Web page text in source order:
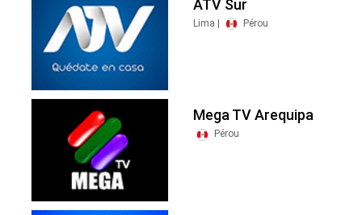
ATV Sur
Lima | Pérou
Mega TV Arequipa
Pérou